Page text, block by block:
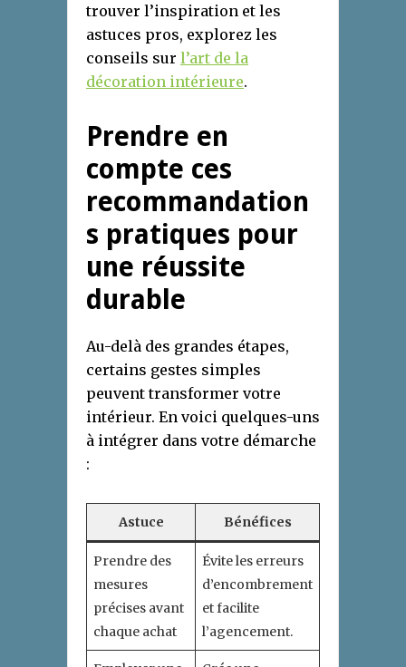
trouver l’inspiration et les
astuces pros, explorez les
conseils sur l’art de la
décoration intérieure.
Prendre en
compte ces
recommandation
s pratiques pour
une réussite
durable
Au-delà des grandes étapes,
certains gestes simples
peuvent transformer votre
intérieur. En voici quelques-uns
à intégrer dans votre démarche
:
Astuce Bénéfices
Prendre des
mesures
précises avant
chaque achat
Évite les erreurs
d’encombrement
et facilite
l’agencement.